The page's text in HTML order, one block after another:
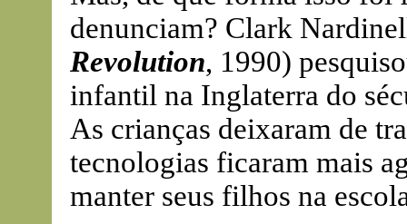
denunciam? Clark
Revolution, 1990)
infantil na Inglaterra do
As crianças deixaram de
tecnologias ficaram mais
manter seus filhos na